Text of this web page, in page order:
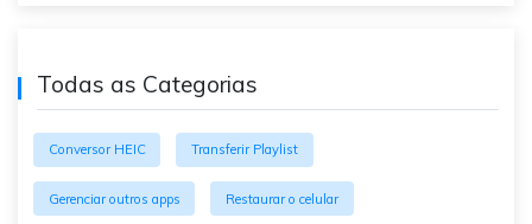
Todas as Categorias
Conversor HEIC Transferir Playlist
Gerenciar outros apps Restaurar o celular